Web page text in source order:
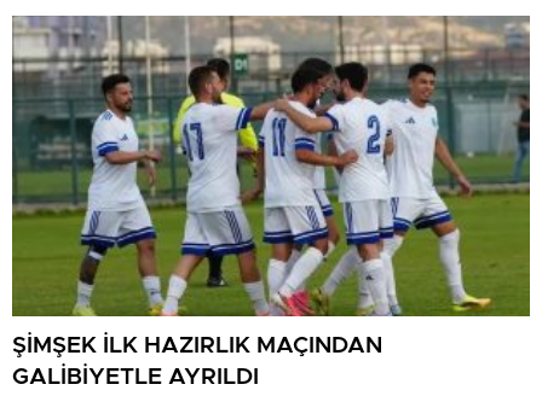
ŞİMŞEK İLK HAZIRLIK MAÇINDAN
GALİBİYETLE AYRILDI